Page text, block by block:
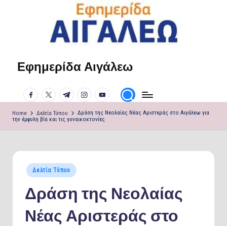
Εφημερίδα Αιγάλεω
φωνή
σου!
facebook.com
twitter.com
t.me instagram.com
youtube.com
Home Δελτία Τύπου
Δράση της Νεολαίας Νέας Αριστεράς στο Αιγάλεω για
την έμφυλη βία και τις γυναικοκτονίες
Posted
in
Δελτία Τύπου
Δράση της Νεολαίας
Νέας Αριστεράς στο